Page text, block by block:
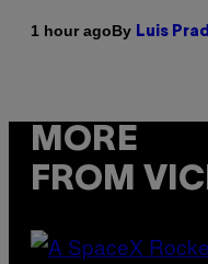
1 hour agoBy Luis
MORE
FROM